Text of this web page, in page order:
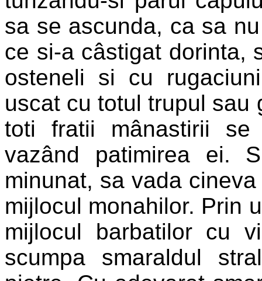
sa se ascunda, ca sa
ce si-a câstigat dorinta,
osteneli si cu
uscat cu totul trupul sau
toti fratii mânastirii se
vazând patimirea ei.
minunat, sa vada
mijlocul monahilor. Prin
mijlocul barbatilor cu
scumpa smaraldul